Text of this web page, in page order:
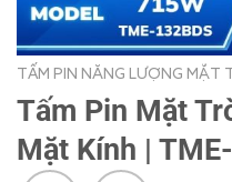
TẤM PIN NĂNG LƯỢNG MẶT
Tấm Pin Mặt
Mặt Kính |